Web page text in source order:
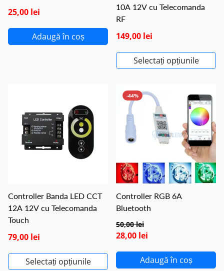
25,00 lei
Adaugă în coș
10A 12V cu Telecomanda
RF
149,00 lei
Selectați opțiunile
Controller Banda LED CCT
12A 12V cu Telecomanda
Touch
79,00 lei
Selectați opțiunile
-44%
Controller RGB 6A
Bluetooth
50,00 lei
28,00 lei
Adaugă în coș